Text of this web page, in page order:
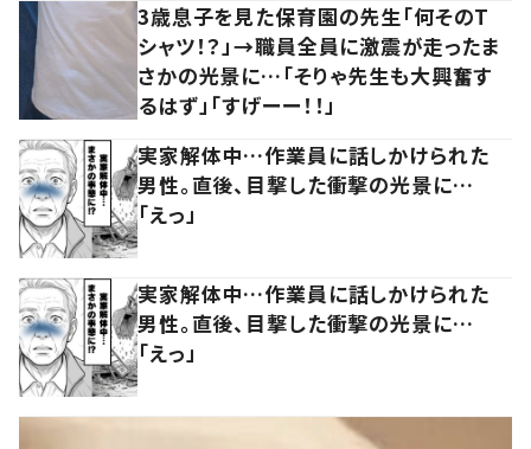
3歳息子を見た保育園の先生「何そのT
シャツ！？」→職員全員に激震が走ったま
さかの光景に…「そりゃ先生も大興奮す
るはず」「すげーー！！」
実家解体中…作業員に話しかけられた
男性。直後、目撃した衝撃の光景に…
「えっ」
実家解体中…作業員に話しかけられた
男性。直後、目撃した衝撃の光景に…
「えっ」